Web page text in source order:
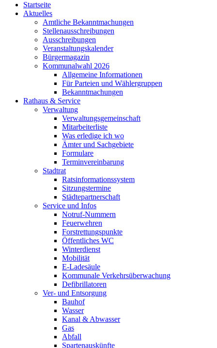
Startseite
Aktuelles
Amtliche Bekanntmachungen
Stellenausschreibungen
Ausschreibungen
Veranstaltungskalender
Bürgermagazin
Kommunalwahl 2026
Allgemeine Informationen
Für Parteien und Wählergruppen
Bekanntmachungen
Rathaus & Service
Verwaltung
Verwaltungsgemeinschaft
Mitarbeiterliste
Was erledige ich wo
Ämter und Sachgebiete
Formulare
Terminvereinbarung
Stadtrat
Ratsinformationssystem
Sitzungstermine
Städtepartnerschaft
Service und Infos
Notruf-Nummern
Feuerwehren
Forstrettungspunkte
Öffentliches WC
Winterdienst
Mobilität
E-Ladesäule
Kommunale Verkehrsüberwachung
Defibrillatoren
Ver- und Entsorgung
Bauhof
Wasser
Kanal & Abwasser
Gas
Abfall
Spartenauskünfte